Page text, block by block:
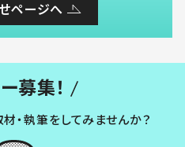
ページへ
募集！
・執筆をしてみませんか？